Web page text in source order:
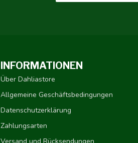
INFORMATIONEN
Über Dahliastore
Allgemeine Geschäftsbedingungen
Datenschutzerklärung
Zahlungsarten
Versand und Rücksendungen